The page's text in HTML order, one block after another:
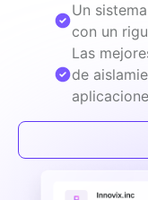
Un
con un
Las
de